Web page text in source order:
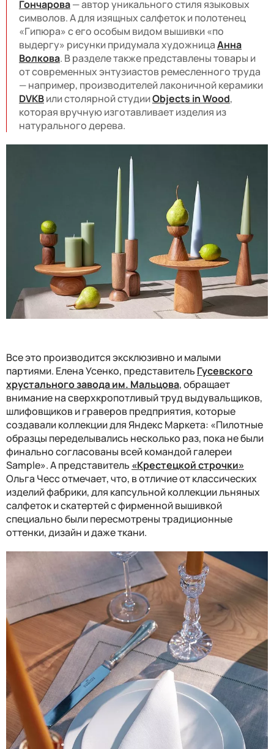
Гончарова— автор уникального стиля языковых
символов. А для изящных салфеток и полотенец
«Гипюра» с его особым видом вышивки «по
выдергу» рисунки придумала художницаАнна
Волкова. В разделе также представлены товары и
от современных энтузиастов ремесленного труда
— например, производителей лаконичной керамики
DVKBили столярной студииObjects in Wood,
которая вручную изготавливает изделия из
натурального дерева.
Все это производится эксклюзивно и малыми
партиями. Елена Усенко, представитель Гусевского
хрустального завода им. Мальцова, обращает
внимание на сверхкропотливый труд выдувальщиков,
шлифовщиков и граверов предприятия, которые
создавали коллекции для Яндекс Маркета: «Пилотные
образцы переделывались несколько раз, пока не были
финально согласованы всей командой галереи
Sample». А представитель «Крестецкой строчки»
Ольга Чесс отмечает, что, в отличие от классических
изделий фабрики, для капсульной коллекции льняных
салфеток и скатертей с фирменной вышивкой
специально были пересмотрены традиционные
оттенки, дизайн и даже ткани.